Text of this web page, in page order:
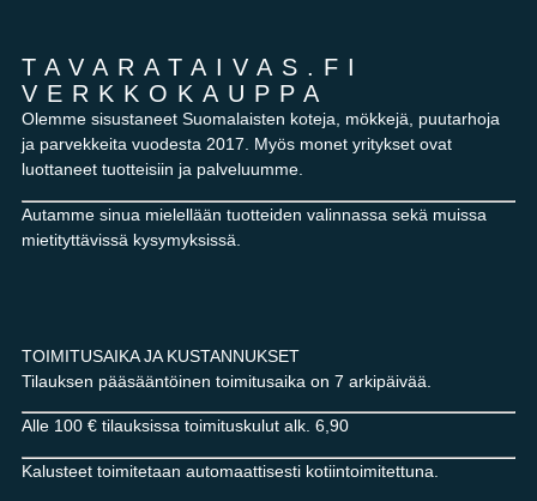
TAVARATAIVAS.FI
VERKKOKAUPPA
Olemme sisustaneet Suomalaisten koteja, mökkejä, puutarhoja
ja parvekkeita vuodesta 2017. Myös monet yritykset ovat
luottaneet tuotteisiin ja palveluumme.
Autamme sinua mielellään tuotteiden valinnassa sekä muissa
mietityttävissä kysymyksissä.
TOIMITUSAIKA JA KUSTANNUKSET
Tilauksen pääsääntöinen toimitusaika on 7 arkipäivää.
Alle 100 € tilauksissa toimituskulut alk. 6,90
Kalusteet toimitetaan automaattisesti kotiintoimitettuna.